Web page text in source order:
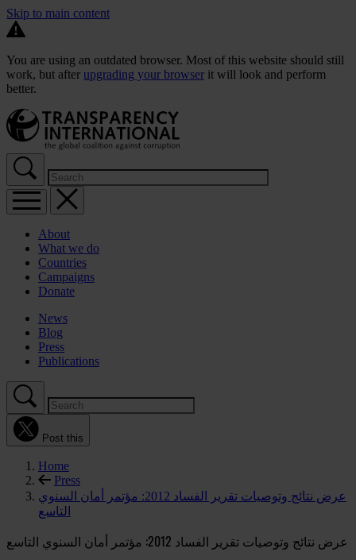
Skip to main content
You are using an outdated browser. Most of this website should still
work, but after upgrading your browser it will look and perform
better.
About
What we do
Countries
Campaigns
Donate
News
Blog
Press
Publications
Post this
Home
Press
عرض نتائج وتوصيات تقرير الفساد 2012: مؤتمر أمان السنوي
التاسع
عرض نتائج وتوصيات تقرير الفساد 2012: مؤتمر أمان السنوي التاسع